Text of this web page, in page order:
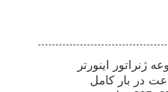
ژنراتور اینورتر